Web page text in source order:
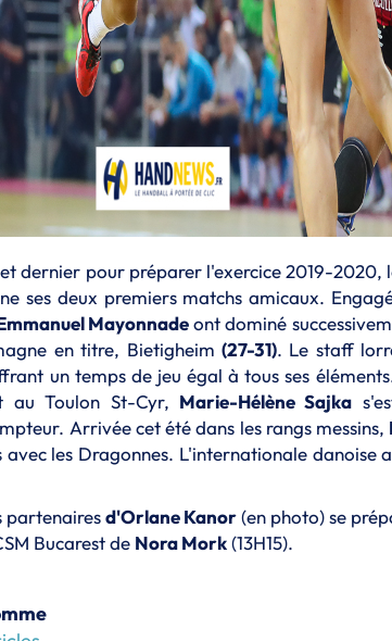
dernier pour préparer l'exercice 2019-2020,
ses deux premiers matchs amicaux.
Mayonnadeont dominé
en titre, Bietigheim (27-31). Le staff
un temps de jeu égal à tous ses
au Toulon St-Cyr, Marie-Hélène Sajka
Arrivée cet été dans les rangs messins,
avec les Dragonnes. L'internationale danoise
partenairesd'Orlane Kanor(en photo) se
Bucarest de Nora Mork(13H15).